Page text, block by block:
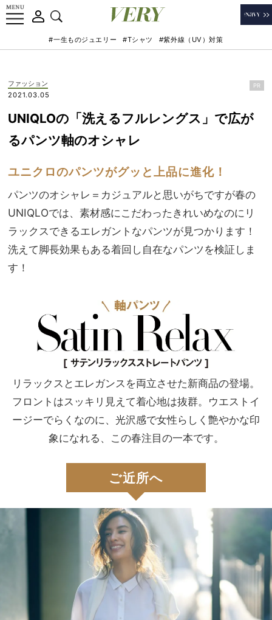
#一生ものジュエリー #Tシャツ #紫外線（UV）対策
ファッション
2021.03.05
PR
UNIQLOの「洗えるフルレングス」で広が
るパンツ軸のオシャレ
ユニクロのパンツがグッと上品に進化！
パンツのオシャレ＝カジュアルと思いがちですが春の
UNIQLOでは、素材感にこだわったきれいめなのにリ
ラックスできるエレガントなパンツが見つかります！
洗えて脚長効果もある着回し自在なパンツを検証しま
す！
リラックスとエレガンスを両立させた新商品の登場。
フロントはスッキリ見えて着心地は抜群。 ウエストイ
ージーでらくなのに、光沢感で女性らしく 艶やかな印
象になれる、この春注目の一本です。
ご近所へ